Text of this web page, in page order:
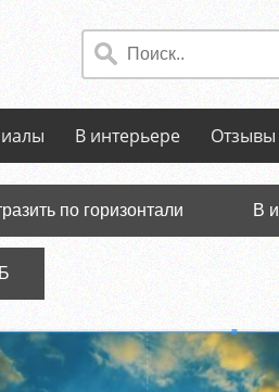
В интерьере Отзывы
по горизонтали В